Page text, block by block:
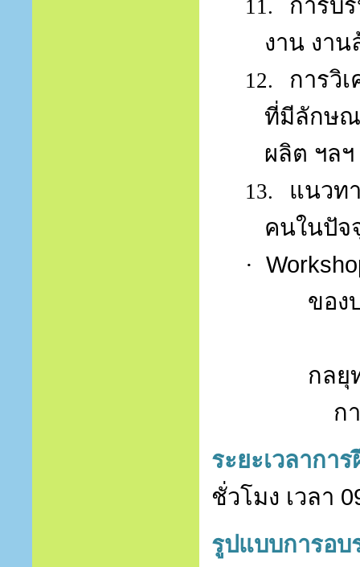
11.
การบ
งาน งา
12.
การวิ
ที่มีลักษณ
ผลิต ฯลฯ
13.
แนวท
คนในปัจ
·
ของ
กลยุ
ก
ระยะเวลากา
ชั่วโมง เวลา
รูปแบบการอบ